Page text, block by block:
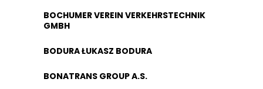
BOCHUMER VEREIN VERKEHRSTECHNIK
GMBH
BODURA ŁUKASZ BODURA
BONATRANS GROUP A.S.